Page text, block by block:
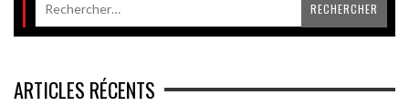
ARTICLES RÉCENTS